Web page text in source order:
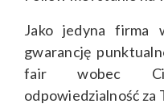
Jako jedyna firma
gwarancję
fair wobec
odpowiedzialność za